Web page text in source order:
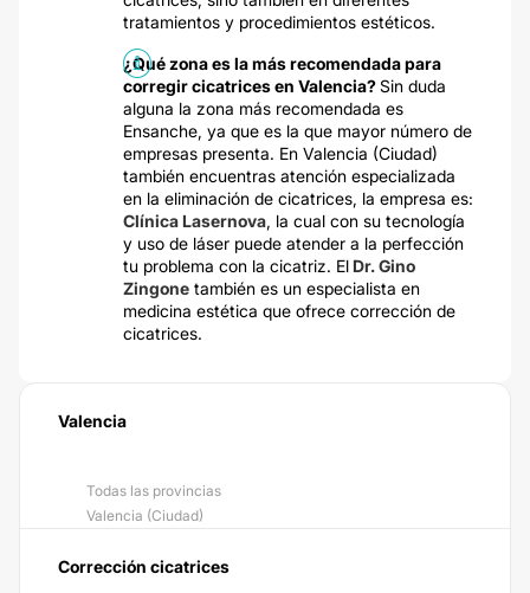
tratamientos y procedimientos estéticos.
¿Qué zona es la más recomendada para
corregir cicatrices en Valencia?Sin duda
alguna la zona más recomendada es
Ensanche, ya que es la que mayor número de
empresas presenta. En Valencia (Ciudad)
también encuentras atención especializada
en la eliminación de cicatrices, la empresa es:
Clínica Lasernova, la cual con su tecnología
y uso de láser puede atender a la perfección
tu problema con la cicatriz. ElDr. Gino
Zingone también es un especialista en
medicina estética que ofrece corrección de
cicatrices.
Valencia
Todas las provincias
Valencia (Ciudad)
Corrección cicatrices